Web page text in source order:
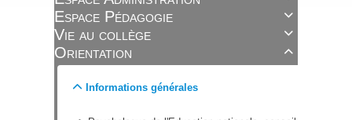

Espace Pédagogie

Vie au collège

Orientation
Informations générales